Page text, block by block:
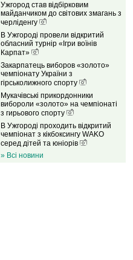
Ужгород став відбірковим
майданчиком до світових змагань з
черліденгу
В Ужгороді провели відкритий
обласний турнір «Ігри воїнів
Карпат»
Закарпатець виборов «золото»
чемпіонату України з
гірськолижного спорту
Мукачівські прикордонники
вибороли «золото» на чемпіонаті
з гирьового спорту
В Ужгороді проходить відкритий
чемпіонат з кікбоксингу WAKO
серед дітей та юніорів
» Всі новини